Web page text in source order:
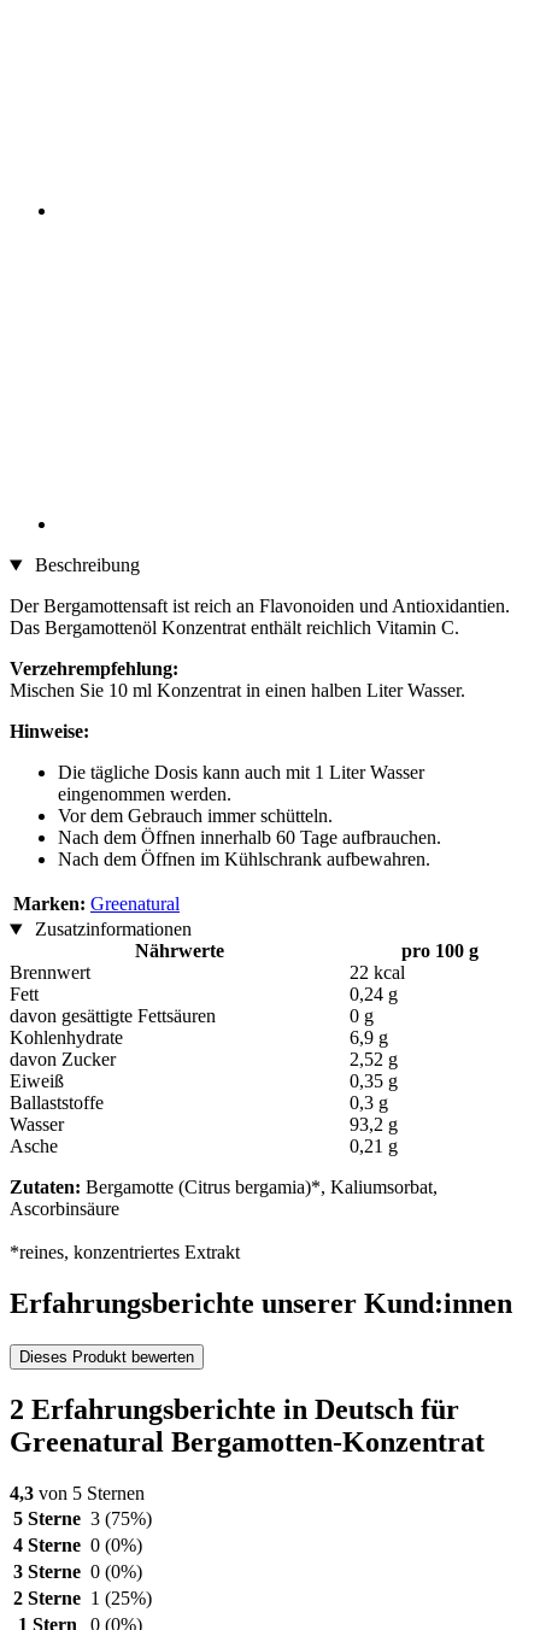
Beschreibung
Der Bergamottensaft ist reich an Flavonoiden und Antioxidantien.
Das Bergamottenöl Konzentrat enthält reichlich Vitamin C.
Verzehrempfehlung:
Mischen Sie 10 ml Konzentrat in einen halben Liter Wasser.
Hinweise:
Die tägliche Dosis kann auch mit 1 Liter Wasser
eingenommen werden.
Vor dem Gebrauch immer schütteln.
Nach dem Öffnen innerhalb 60 Tage aufbrauchen.
Nach dem Öffnen im Kühlschrank aufbewahren.
Marken: Greenatural
Zusatzinformationen
Nährwerte
pro 100 g
Brennwert
22 kcal
Fett
0,24 g
davon gesättigte Fettsäuren
0 g
Kohlenhydrate
6,9 g
davon Zucker
2,52 g
Eiweiß
0,35 g
Ballaststoffe
0,3 g
Wasser
93,2 g
Asche
0,21 g
Zutaten: Bergamotte (Citrus bergamia)*, Kaliumsorbat,
Ascorbinsäure
*reines, konzentriertes Extrakt
Erfahrungsberichte unserer Kund:innen
Dieses Produkt bewerten
2 Erfahrungsberichte in Deutsch für
Greenatural Bergamotten-Konzentrat
4,3 von 5 Sternen
5 Sterne 3 (75%)
4 Sterne 0 (0%)
3 Sterne 0 (0%)
2 Sterne 1 (25%)
1 Stern
0 (0%)